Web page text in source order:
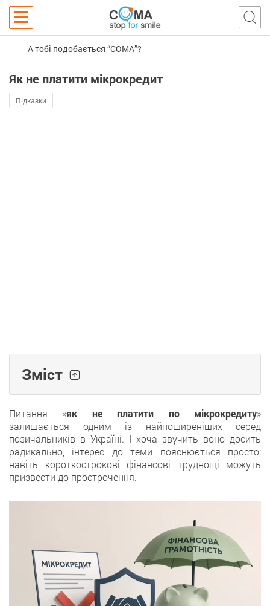
А тобі подобається “COMA”?
Як не платити мікрокредит
Підказки
Зміст
Питання «як не платити по мікрокредиту»
залишається одним із найпоширеніших серед
позичальників в Україні. І хоча звучить воно досить
радикально, інтерес до теми пояснюється просто:
навіть короткострокові фінансові труднощі можуть
призвести до прострочення.